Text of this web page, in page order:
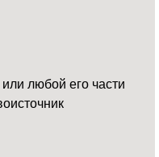
любой его части